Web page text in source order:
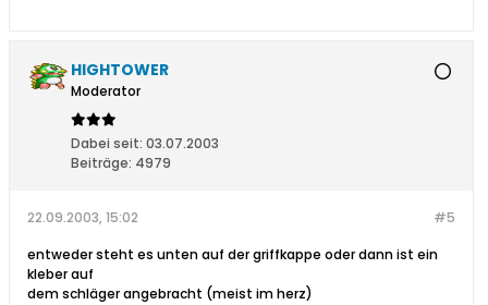
HIGHTOWER
Moderator
Dabei seit: 03.07.2003
Beiträge: 4979
#5
22.09.2003, 15:02
entweder steht es unten auf der griffkappe oder dann ist ein
kleber auf
dem schläger angebracht (meist im herz)